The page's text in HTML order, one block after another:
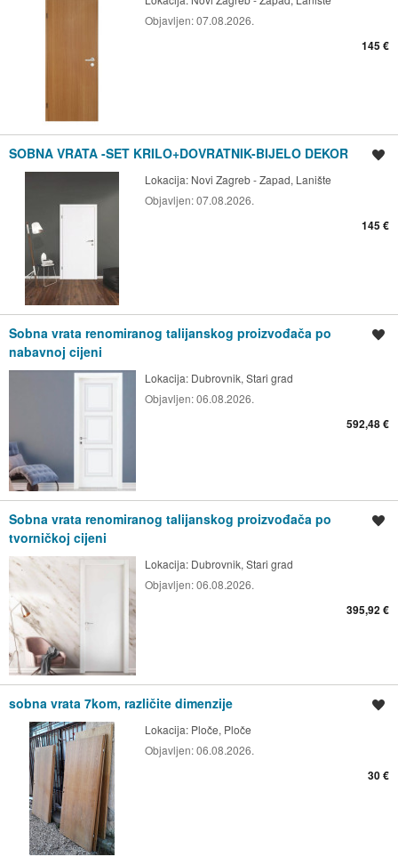
Objavljen:07.08.2026.
145 €
SOBNA VRATA -SET KRILO+DOVRATNIK-BIJELO DEKOR
Lokacija: Novi Zagreb - Zapad, Lanište
Objavljen:07.08.2026.
145 €
Sobna vrata renomiranog talijanskog proizvođača po
nabavnoj cijeni
Lokacija: Dubrovnik, Stari grad
Objavljen:06.08.2026.
592,48 €
Sobna vrata renomiranog talijanskog proizvođača po
tvorničkoj cijeni
Lokacija: Dubrovnik, Stari grad
Objavljen:06.08.2026.
395,92 €
sobna vrata 7kom, različite dimenzije
Lokacija: Ploče, Ploče
Objavljen:06.08.2026.
30 €